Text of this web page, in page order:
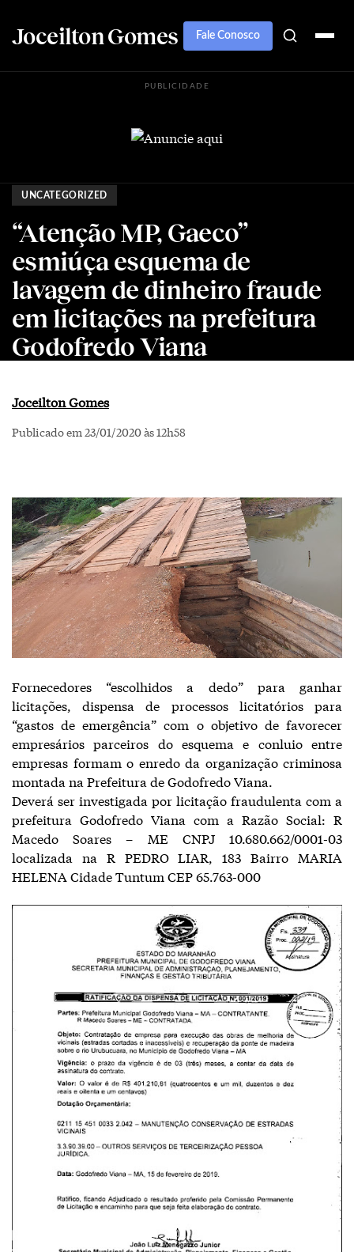
Joceilton Gomes Fale Conosco
PUBLICIDADE
UNCATEGORIZED
“Atenção MP, Gaeco”
esmiúça esquema de
lavagem de dinheiro fraude
em licitações na prefeitura
Godofredo Viana
Joceilton Gomes
Publicado em 23/01/2020 às 12h58
Fornecedores “escolhidos a dedo” para ganhar
licitações, dispensa de processos licitatórios para
“gastos de emergência” com o objetivo de favorecer
empresários parceiros do esquema e conluio entre
empresas formam o enredo da organização criminosa
montada na Prefeitura de Godofredo Viana.
Deverá ser investigada por licitação fraudulenta com a
prefeitura Godofredo Viana com a Razão Social: R
Macedo Soares – ME CNPJ 10.680.662/0001-03
localizada na R PEDRO LIAR, 183 Bairro MARIA
HELENA Cidade Tuntum CEP 65.763-000